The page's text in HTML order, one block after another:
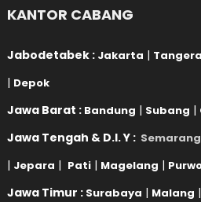
KANTOR CABANG
Jabodetabek : Jakarta |
| Depok
Jawa Barat : Bandung | Subang |
Jawa Tengah & D.I. Y : Semarang
| Jepara | Pati | Magelang |
Jawa Timur : Surabaya | Malang |